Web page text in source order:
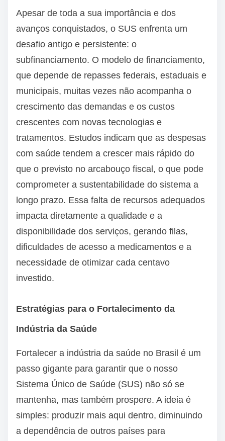
Apesar de toda a sua importância e dos
avanços conquistados, o SUS enfrenta um
desafio antigo e persistente: o
subfinanciamento. O modelo de financiamento,
que depende de repasses federais, estaduais e
municipais, muitas vezes não acompanha o
crescimento das demandas e os custos
crescentes com novas tecnologias e
tratamentos. Estudos indicam que as despesas
com saúde tendem a crescer mais rápido do
que o previsto no arcabouço fiscal, o que pode
comprometer a sustentabilidade do sistema a
longo prazo. Essa falta de recursos adequados
impacta diretamente a qualidade e a
disponibilidade dos serviços, gerando filas,
dificuldades de acesso a medicamentos e a
necessidade de otimizar cada centavo
investido.
Estratégias para o Fortalecimento da
Indústria da Saúde
Fortalecer a indústria da saúde no Brasil é um
passo gigante para garantir que o nosso
Sistema Único de Saúde (SUS) não só se
mantenha, mas também prospere. A ideia é
simples: produzir mais aqui dentro, diminuindo
a dependência de outros países para